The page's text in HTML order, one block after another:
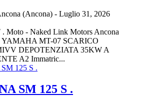
(Ancona) - Luglio 31, 2026
Moto - Naked Link Motors Ancona
YAMAHA MT-07 SCARICO
DEPOTENZIATA 35KW A
A2 Immatric...
SM 125 S .